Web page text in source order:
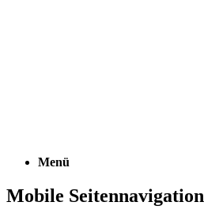
Menü
Mobile Seitennavigation